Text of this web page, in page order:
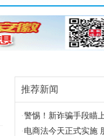
推荐新闻
·警惕！新诈骗手段瞄
· 电商法今天正式实施